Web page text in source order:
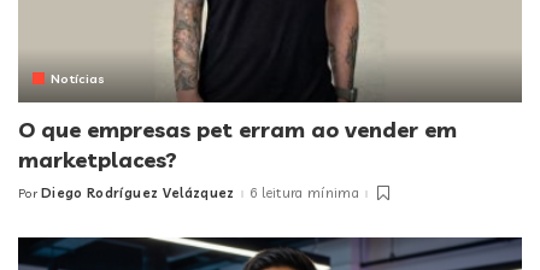
Notícias
O que empresas pet erram ao vender em
marketplaces?
Posted
Por Diego Rodríguez Velázquez 6 leitura mínima